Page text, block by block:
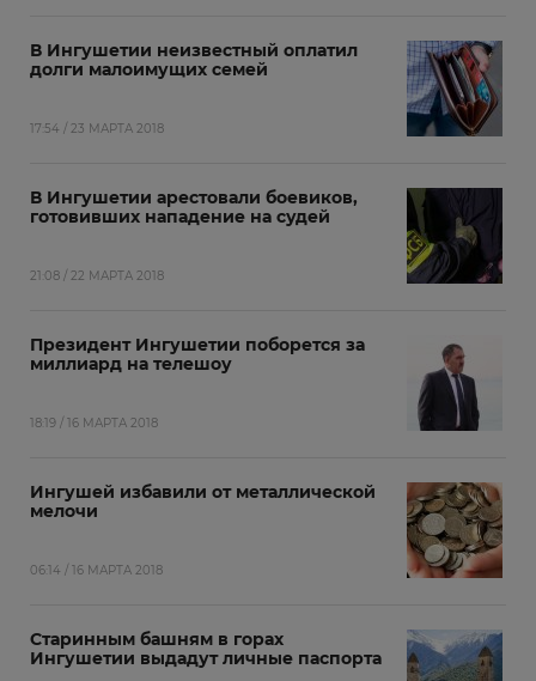
В Ингушетии неизвестный оплатил
долги малоимущих семей
17:54 / 23 МАРТА 2018
В Ингушетии арестовали боевиков,
готовивших нападение на судей
21:08 / 22 МАРТА 2018
Президент Ингушетии поборется за
миллиард на телешоу
18:19 / 16 МАРТА 2018
Ингушей избавили от металлической
мелочи
06:14 / 16 МАРТА 2018
Старинным башням в горах
Ингушетии выдадут личные паспорта